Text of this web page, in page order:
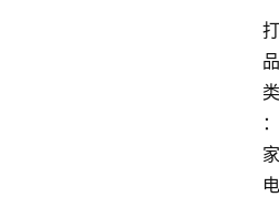
打
品
类
：
家
电